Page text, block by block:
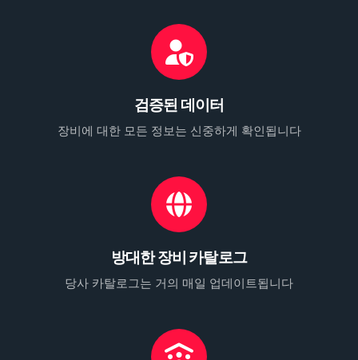
검증된 데이터
장비에 대한 모든 정보는 신중하게 확인됩니다
방대한 장비 카탈로그
당사 카탈로그는 거의 매일 업데이트됩니다